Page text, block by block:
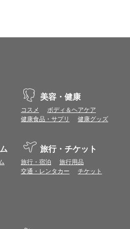
トまたは表示ポイント数をプレミアムポイ
があります。ポイント付与時期はショップご
ましては表示ポイント数と付与ポイント数
トは付きません。
ならない場合があります。
。
から再度ショップへアクセスしてください。
る場合があります。各ショップからご注文後
美容・健康
コスメ
ボディ＆ヘアケア
健康食品・サプリ
健康グッズ
旅行・チケット
旅行・宿泊
旅行用品
交通・レンタカー
チケット